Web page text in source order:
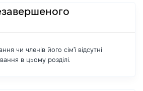
чи членів його сім'ї відсутні
в цьому розділі.